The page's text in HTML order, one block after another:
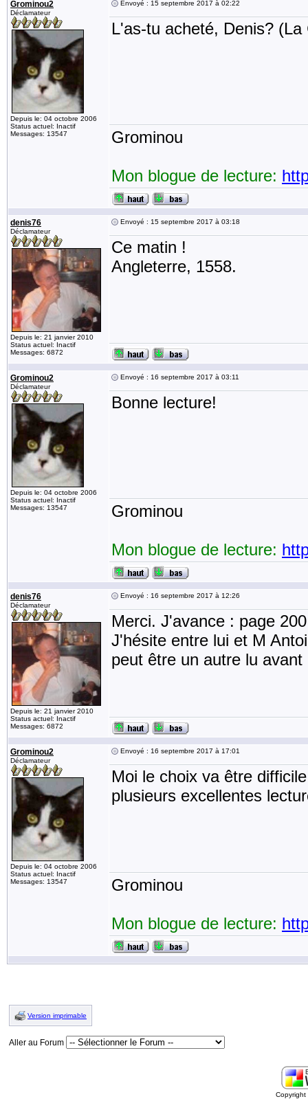
Grominou2
Déclamateur
Depuis le: 04 octobre 2006
Status actuel: Inactif
Messages: 13547
Envoyé : 15 septembre 2017 à 02:22
L'as-tu acheté, Denis? (La
Grominou
Mon blogue de lecture:
denis76
Déclamateur
Depuis le: 21 janvier 2010
Status actuel: Inactif
Messages: 6872
Envoyé : 15 septembre 2017 à 03:18
Ce matin !
Angleterre, 1558.
Grominou2
Déclamateur
Depuis le: 04 octobre 2006
Status actuel: Inactif
Messages: 13547
Envoyé : 16 septembre 2017 à 03:11
Bonne lecture!
Grominou
Mon blogue de lecture:
denis76
Déclamateur
Depuis le: 21 janvier 2010
Status actuel: Inactif
Messages: 6872
Envoyé : 16 septembre 2017 à 12:26
Merci. J'avance : page
J'hésite entre lui et M
peut être un autre lu
Grominou2
Déclamateur
Depuis le: 04 octobre 2006
Status actuel: Inactif
Messages: 13547
Envoyé : 16 septembre 2017 à 17:01
Moi le choix va être
plusieurs excellentes
Grominou
Mon blogue de lecture:
Version imprimable
Aller au Forum